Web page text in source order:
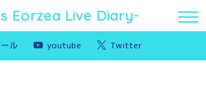
Eorzea Live Diary-
ル youtube Twitter